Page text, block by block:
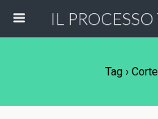
IL
Tag ›